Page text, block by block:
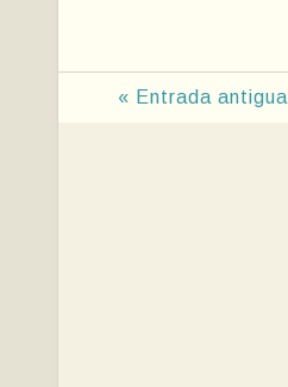
« Entrada antigua